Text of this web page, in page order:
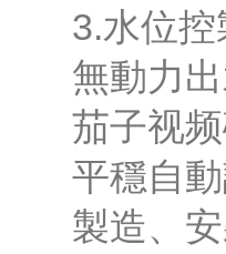
3.水位
無動力出
茄子视
平穩自動
製造、